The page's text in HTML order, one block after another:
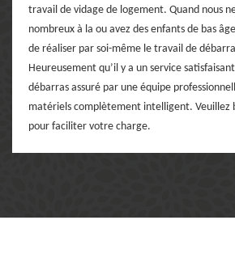
travail de vidage de logement. Quand nous
nombreux à la ou avez des enfants de bas
de réaliser par soi-même le travail de
Heureusement qu’il y a un service
débarras assuré par une équipe
matériels complètement intelligent. Veuillez
pour faciliter votre charge.